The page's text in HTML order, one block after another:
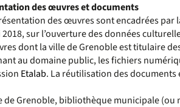
des œuvres et documents
des œuvres sont encadrées par
sur l’ouverture des données
dont la ville de Grenoble est titulaire
au domaine public, les fichiers
Etalab. La réutilisation des
Grenoble, bibliothèque municipale (ou